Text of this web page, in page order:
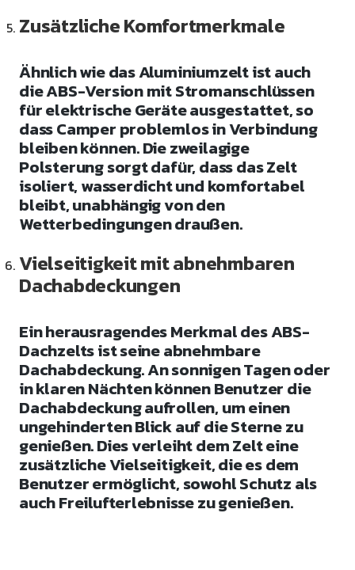
Zusätzliche Komfortmerkmale
Ähnlich wie das Aluminiumzelt ist auch
die ABS-Version mit Stromanschlüssen
für elektrische Geräte ausgestattet, so
dass Camper problemlos in Verbindung
bleiben können. Die zweilagige
Polsterung sorgt dafür, dass das Zelt
isoliert, wasserdicht und komfortabel
bleibt, unabhängig von den
Wetterbedingungen draußen.
Vielseitigkeit mit abnehmbaren
Dachabdeckungen
Ein herausragendes Merkmal des ABS-
Dachzelts ist seine abnehmbare
Dachabdeckung. An sonnigen Tagen oder
in klaren Nächten können Benutzer die
Dachabdeckung aufrollen, um einen
ungehinderten Blick auf die Sterne zu
genießen. Dies verleiht dem Zelt eine
zusätzliche Vielseitigkeit, die es dem
Benutzer ermöglicht, sowohl Schutz als
auch Freilufterlebnisse zu genießen.